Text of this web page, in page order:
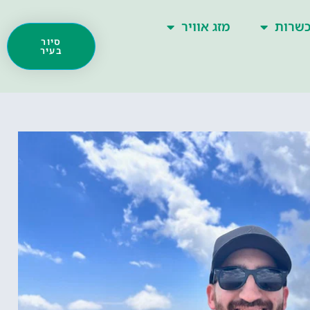
כשרות מזג אוויר
סיור
בעיר